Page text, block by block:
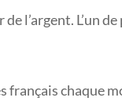
l’argent. L’un de
français chaque